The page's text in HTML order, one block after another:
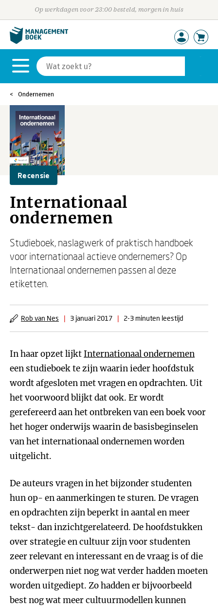
Op werkdagen voor 23:00 besteld, morgen in huis
Ondernemen
Recensie
Internationaal
ondernemen
Studieboek, naslagwerk of praktisch handboek
voor internationaal actieve ondernemers? Op
Internationaal ondernemen passen al deze
etiketten.
Rob van Nes | 3 januari 2017 | 2-3 minuten leestijd
In haar opzet lijktInternationaal ondernemen
een studieboek te zijn waarin ieder hoofdstuk
wordt afgesloten met vragen en opdrachten. Uit
het voorwoord blijkt dat ook. Er wordt
gerefereerd aan het ontbreken van een boek voor
het hoger onderwijs waarin de basisbeginselen
van het internationaal ondernemen worden
uitgelicht.
De auteurs vragen in het bijzonder studenten
hun op- en aanmerkingen te sturen. De vragen
en opdrachten zijn beperkt in aantal en meer
tekst- dan inzichtgerelateerd. De hoofdstukken
over strategie en cultuur zijn voor studenten
zeer relevant en interessant en de vraag is of die
onderwerpen niet nog wat verder hadden moeten
worden uitgediept. Zo hadden er bijvoorbeeld
best nog wat meer cultuurmodellen kunnen